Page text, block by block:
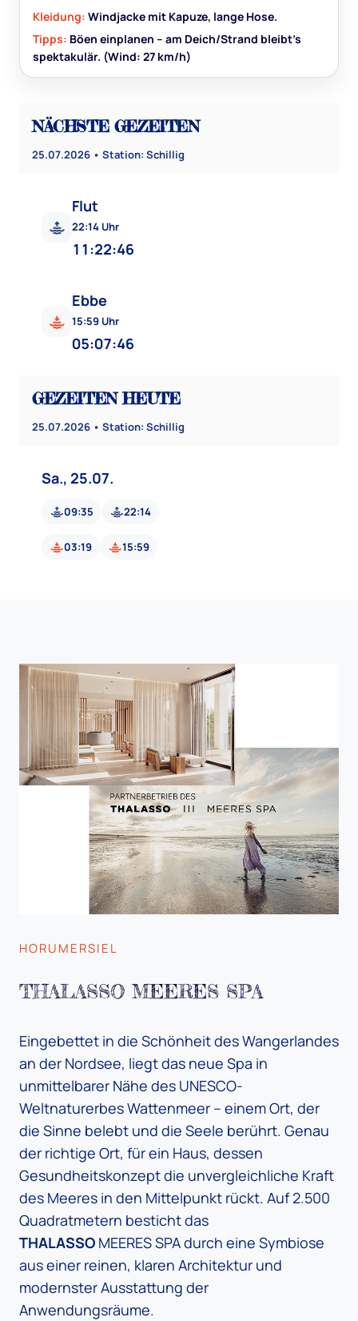
Kleidung: Windjacke mit Kapuze, lange Hose.
Tipps: Böen einplanen – am Deich/Strand bleibt’s
spektakulär. (Wind: 27 km/h)
NÄCHSTE GEZEITEN
25.07.2026 • Station: Schillig
Flut
22:14 Uhr
11:22:41
Ebbe
15:59 Uhr
05:07:41
GEZEITEN HEUTE
25.07.2026 • Station: Schillig
Sa., 25.07.
09:35 22:14
03:19 15:59
HORUMERSIEL
THALASSO MEERES SPA
Eingebettet in die Schönheit des Wangerlandes
an der Nordsee, liegt das neue Spa in
unmittelbarer Nähe des UNESCO-
Weltnaturerbes Wattenmeer – einem Ort, der
die Sinne belebt und die Seele berührt. Genau
der richtige Ort, für ein Haus, dessen
Gesundheitskonzept die unvergleichliche Kraft
des Meeres in den Mittelpunkt rückt. Auf 2.500
Quadratmetern besticht das
THALASSO MEERES SPA durch eine Symbiose
aus einer reinen, klaren Architektur und
modernster Ausstattung der
Anwendungsräume.